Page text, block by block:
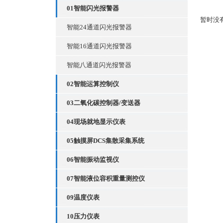
01智能闪光报警器
智能24通道闪光报警器
智能16通道闪光报警器
智能八通道闪光报警器
02智能运算控制仪
03二氧化碳控制器/变送器
04现场就地显示仪表
05触摸屏DCS集散采集系统
06智能振动监视仪
07智能液位容积重量测控仪
09温度仪表
10压力仪表
暂时没